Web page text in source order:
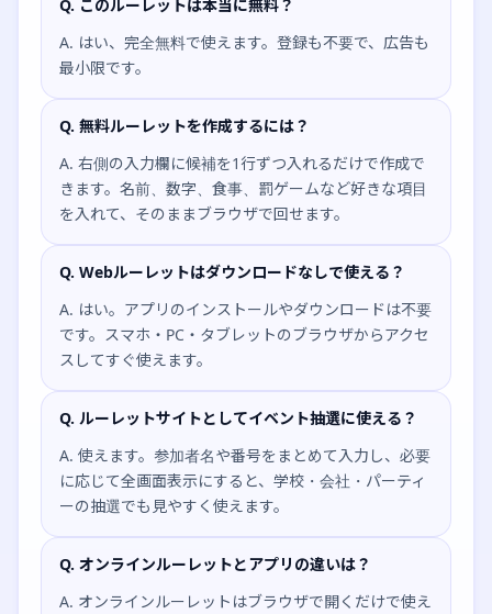
Q. このルーレットは本当に無料？
A. はい、完全無料で使えます。登録も不要で、広告も
最小限です。
Q. 無料ルーレットを作成するには？
A. 右側の入力欄に候補を1行ずつ入れるだけで作成で
きます。名前、数字、食事、罰ゲームなど好きな項目
を入れて、そのままブラウザで回せます。
Q. Webルーレットはダウンロードなしで使える？
A. はい。アプリのインストールやダウンロードは不要
です。スマホ・PC・タブレットのブラウザからアクセ
スしてすぐ使えます。
Q. ルーレットサイトとしてイベント抽選に使える？
A. 使えます。参加者名や番号をまとめて入力し、必要
に応じて全画面表示にすると、学校・会社・パーティ
ーの抽選でも見やすく使えます。
Q. オンラインルーレットとアプリの違いは？
A. オンラインルーレットはブラウザで開くだけで使え